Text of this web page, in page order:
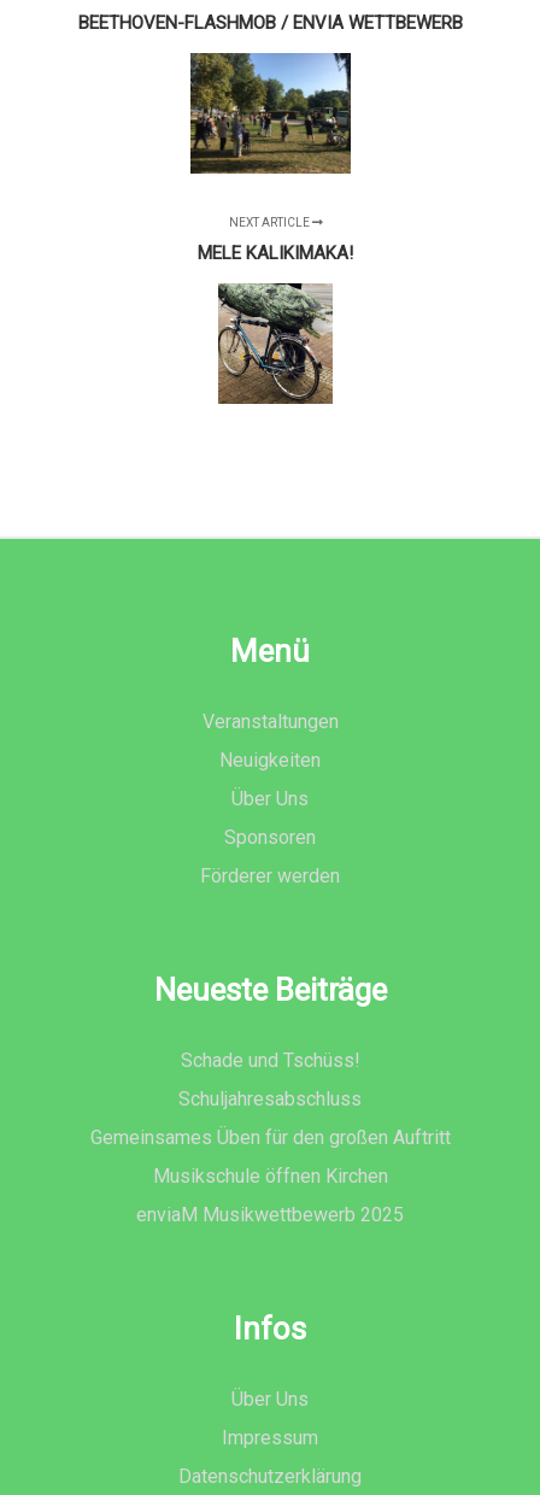
BEETHOVEN-FLASHMOB / ENVIA WETTBEWERB
NEXT ARTICLE
MELE KALIKIMAKA!
Menü
Veranstaltungen
Neuigkeiten
Über Uns
Sponsoren
Förderer werden
Neueste Beiträge
Schade und Tschüss!
Schuljahresabschluss
Gemeinsames Üben für den großen Auftritt
Musikschule öffnen Kirchen
enviaM Musikwettbewerb 2025
Infos
Über Uns
Impressum
Datenschutzerklärung